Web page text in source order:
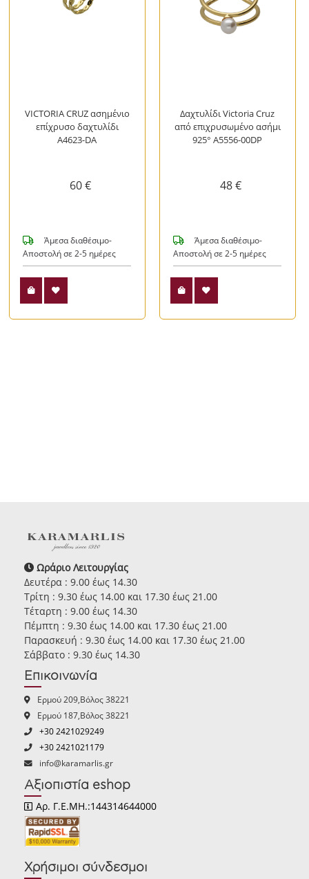
VICTORIA CRUZ ασημένιο
επίχρυσο δαχτυλίδι
A4623-DA
60 €
Άμεσα διαθέσιμο-
Αποστολή σε 2-5 ημέρες
Δαχτυλίδι Victoria Cruz
από επιχρυσωμένο ασήμι
925° A5556-00DP
48 €
Άμεσα διαθέσιμο-
Αποστολή σε 2-5 ημέρες
Ωράριο Λειτουργίας
Δευτέρα : 9.00 έως 14.30
Τρίτη : 9.30 έως 14.00 και 17.30 έως 21.00
Τέταρτη : 9.00 έως 14.30
Πέμπτη : 9.30 έως 14.00 και 17.30 έως 21.00
Παρασκευή : 9.30 έως 14.00 και 17.30 έως 21.00
Σάββατο : 9.30 έως 14.30
Επικοινωνία
Ερμού 209,Βόλος 38221
Ερμού 187,Βόλος 38221
+30 2421029249
+30 2421021179
info@karamarlis.gr
Αξιοπιστία eshop
Αρ. Γ.Ε.ΜΗ.:144314644000
Χρήσιμοι σύνδεσμοι